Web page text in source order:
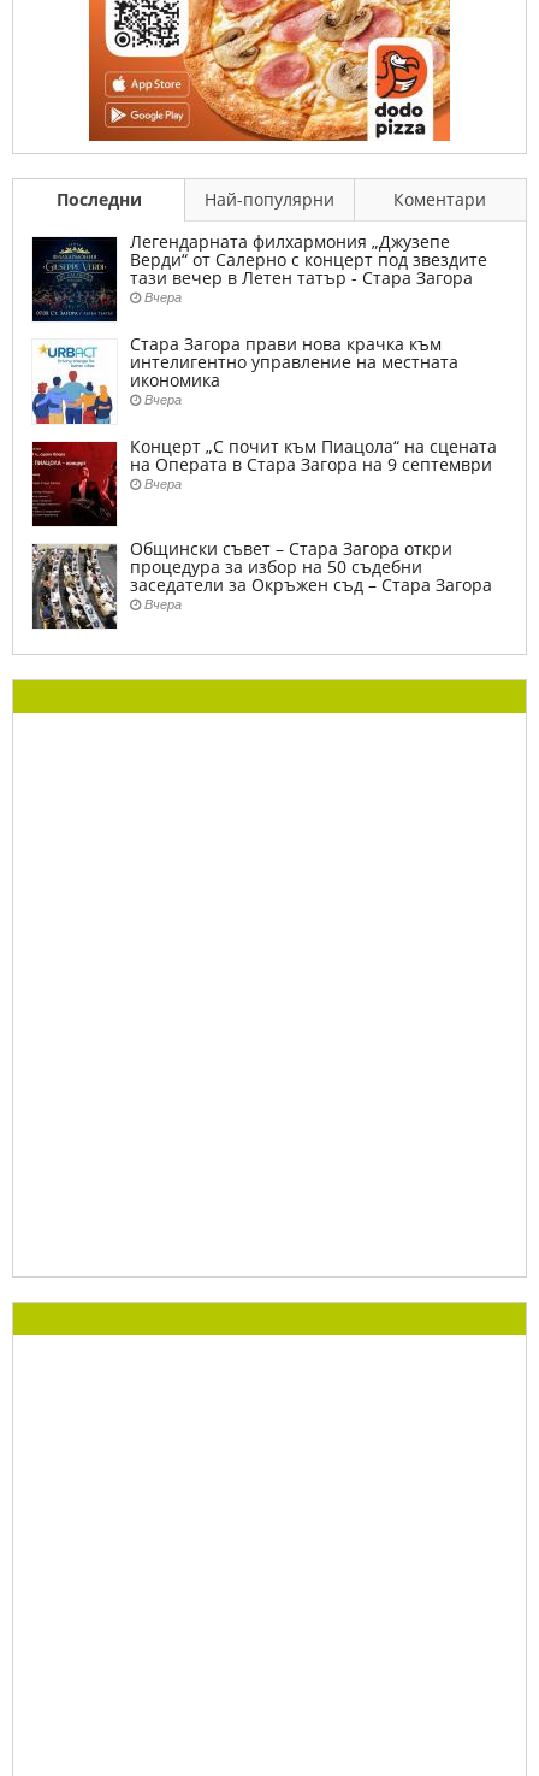
Последни Най-популярни
Коментари
Легендарната филхармония „Джузепе
Верди“ от Салерно с концерт под звездите
тази вечер в Летен татър - Стара Загора
Вчера
Стара Загора прави нова крачка към
интелигентно управление на местната
икономика
Вчера
Концерт „С почит към Пиацола“ на сцената
на Операта в Стара Загора на 9 септември
Вчера
Общински съвет – Стара Загора откри
процедура за избор на 50 съдебни
заседатели за Окръжен съд – Стара Загора
Вчера